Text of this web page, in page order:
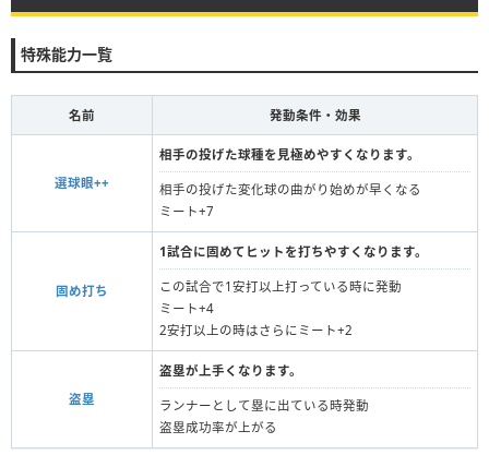
特殊能力一覧
名前 発動条件・効果
選球眼++
相手の投げた球種を見極めやすくなります。
相手の投げた変化球の曲がり始めが早くなる
ミート+7
固め打ち
1試合に固めてヒットを打ちやすくなります。
この試合で1安打以上打っている時に発動
ミート+4
2安打以上の時はさらにミート+2
盗塁
盗塁が上手くなります。
ランナーとして塁に出ている時発動
盗塁成功率が上がる